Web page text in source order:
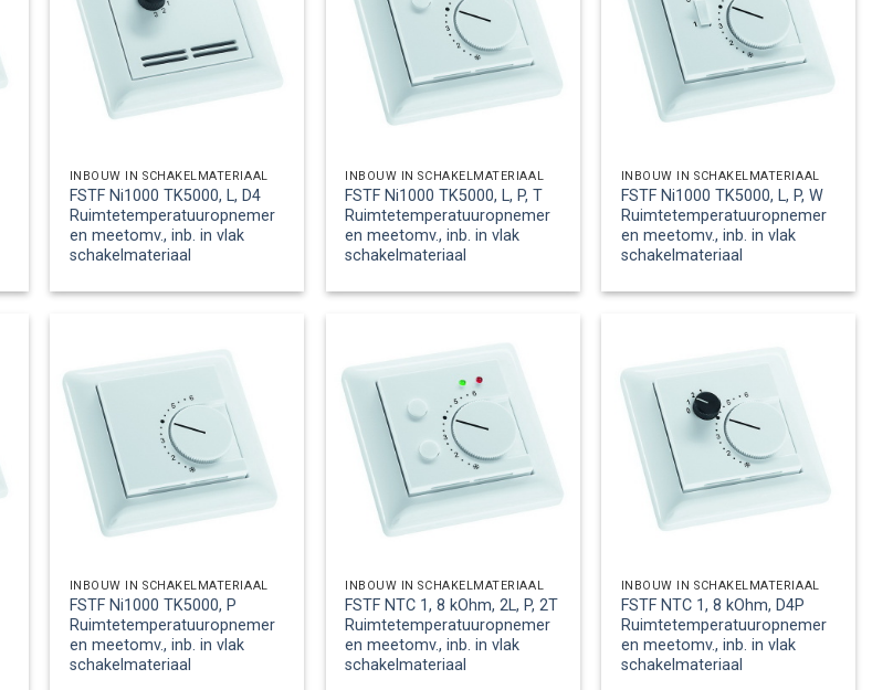
INBOUW IN SCHAKELMATERIAAL
FSTF Ni1000 TK5000, L, D4
Ruimtetemperatuuropnemer
en meetomv., inb. in vlak
schakelmateriaal
INBOUW IN SCHAKELMATERIAAL
FSTF Ni1000 TK5000, L, P, T
Ruimtetemperatuuropnemer
en meetomv., inb. in vlak
schakelmateriaal
INBOUW IN SCHAKELMATERIAAL
FSTF Ni1000 TK5000, L, P, W
Ruimtetemperatuuropnemer
en meetomv., inb. in vlak
schakelmateriaal
INBOUW IN SCHAKELMATERIAAL
FSTF Ni1000 TK5000, P
Ruimtetemperatuuropnemer
en meetomv., inb. in vlak
schakelmateriaal
INBOUW IN SCHAKELMATERIAAL
FSTF NTC 1, 8 kOhm, 2L, P, 2T
Ruimtetemperatuuropnemer
en meetomv., inb. in vlak
schakelmateriaal
INBOUW IN SCHAKELMATERIAAL
FSTF NTC 1, 8 kOhm, D4P
Ruimtetemperatuuropnemer
en meetomv., inb. in vlak
schakelmateriaal